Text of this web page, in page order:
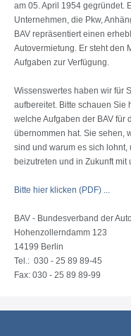
am 05. April 1954 gegründet.
Unternehmen, die Pkw,
BAV repräsentiert einen
Autovermietung. Er steht den
Aufgaben zur Verfügung.
Wissenswertes haben wir für
aufbereitet. Bitte schauen Sie
welche Aufgaben der BAV für
übernommen hat. Sie sehen,
sind und warum es sich
beizutreten und in Zukunft
Bitte hier klicken (PDF) ...
BAV - Bundesverband der
Hohenzollerndamm 123
14199 Berlin
Tel.: 030 - 25 89 89-45
Fax: 030 - 25 89 89-99